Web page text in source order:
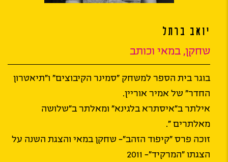
יואב ברתל
שחקן, במאי וכותב
בוגר בית הספר למשחק "סמינר הקיבוצים" ו"תיאטרון
החדר" של אמיר אוריין.
אילתר ב"איסתרא בלגינא" ומאלתר ב"שלושה
מאלתרים ".
זוכה פרס "קיפוד הזהב"- שחקן במאי והצגת השנה על
הצגתו "המרקיד"- 2011